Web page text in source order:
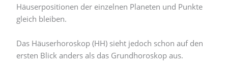
Häuserpositionen der einzelnen Planeten und Punkte
gleich bleiben.
Das Häuserhoroskop (HH) sieht jedoch schon auf den
ersten Blick anders als das Grundhoroskop aus.